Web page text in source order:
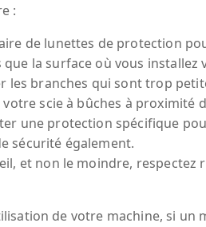
:
de lunettes de protection
que la surface où vous
les branches qui sont trop
votre scie à bûches à
une protection spécifique
sécurité également.
et non le moindre,
de votre machine, si un